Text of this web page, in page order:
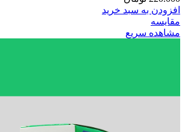
افزودن به سبد خرید
مقایسه
مشاهده سریع